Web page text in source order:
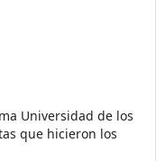
Universidad de los
que hicieron los